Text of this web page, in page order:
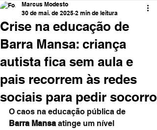
Crise na educação de
Barra Mansa: criança
autista fica sem aula e
pais recorrem às redes
sociais para pedir socorro
Marcus Modesto
30 de mai. de 2025 2 min de leitura
O caos na educação pública de
Barra Mansa atinge um nível